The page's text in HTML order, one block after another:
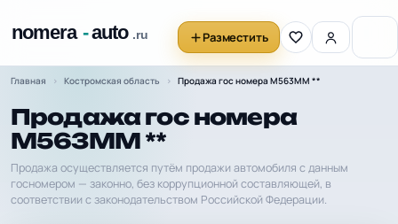
Разместить
Главная Костромская область Продажа гос номера М563ММ **
Продажа гос номера
М563ММ **
Продажа осуществляется путём продажи автомобиля с данным
госномером — законно, без коррупционной составляющей, в
соответствии с законодательством Российской Федерации.